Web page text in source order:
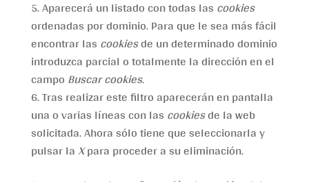
Aparecerá un listado con todas lascookies
ordenadas por dominio. Para que le sea más fácil
encontrar lascookiesde un determinado dominio
introduzca parcial o totalmente la dirección en el
campoBuscar cookies.
Tras realizar este filtro aparecerán en pantalla
una o varias líneas con lascookiesde la web
solicitada. Ahora sólo tiene que seleccionarla y
pulsar laXpara proceder a su eliminación.